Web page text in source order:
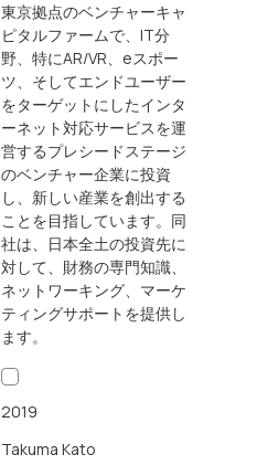
stage ventures operating
in the IT domain:
particularly AR/VR,
eSports, and internet-
enabled services
targeting end consumers.
The firm will provide
financial expertise,
networking, and
marketing support to its
investees across Japan
東京拠点のベンチャーキャ
ピタルファームで、IT分
野、特にAR/VR、eスポー
ツ、そしてエンドユーザー
をターゲットにしたインタ
ーネット対応サービスを運
営するプレシードステージ
のベンチャー企業に投資
し、新しい産業を創出する
ことを目指しています。同
社は、日本全土の投資先に
対して、財務の専門知識、
ネットワーキング、マーケ
ティングサポートを提供し
ます。
2019
Takuma Kato